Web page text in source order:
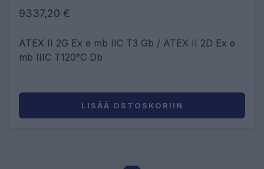
9337,20 €
ATEX II 2G Ex e mb IIC T3 Gb / ATEX II 2D Ex e
mb IIIC T120°C Db
LISÄÄ OSTOSKORIIN